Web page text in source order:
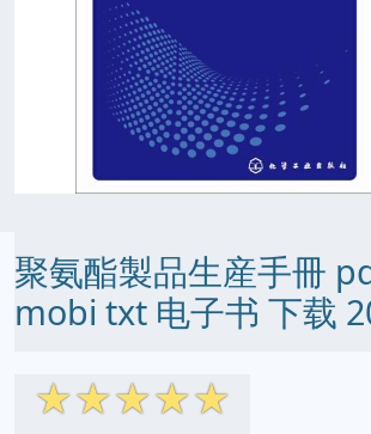
聚氨酯製品生産手冊
mobi txt 电子书 下载
☆☆☆☆☆